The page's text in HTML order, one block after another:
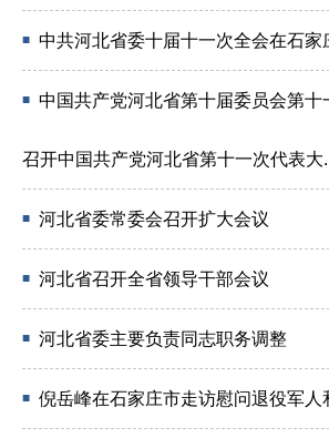
■ 中共河北省委十届十一次全会在石家
■ 中国共产党河北省第十届委员会第十
召开中国共产党河北省第十一次代表大
■ 河北省委常委会召开扩大会议
■ 河北省召开全省领导干部会议
■ 河北省委主要负责同志职务调整
■ 倪岳峰在石家庄市走访慰问退役军人